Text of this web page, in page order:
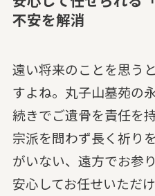
不安を解消
遠い将来のことを思う
すよね。丸子山墓苑の
続きでご遺骨を責任を
宗派を問わず長く祈り
がいない、遠方でお参
安心してお任せいただ